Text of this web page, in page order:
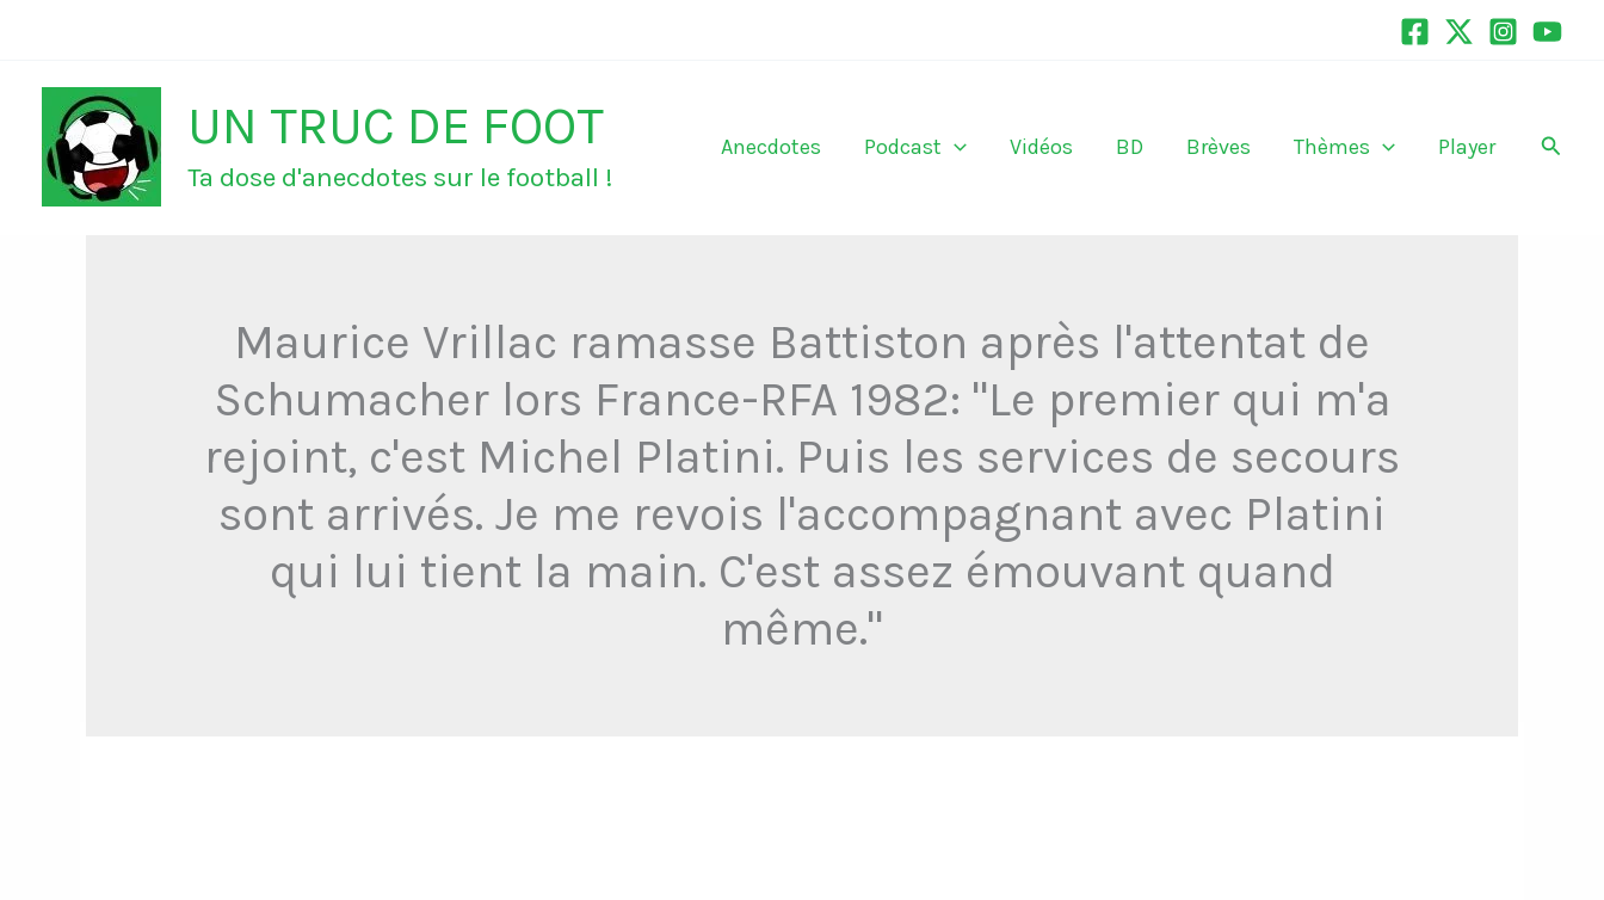
contenu
UN TRUC DE FOOT
Ta dose d'anecdotes sur le football !
Anecdotes Podcast Vidéos BD Brèves Thèmes Player
Maurice Vrillac ramasse Battiston après l'attentat de
Schumacher lors France-RFA 1982: "Le premier qui m'a
rejoint, c'est Michel Platini. Puis les services de secours
sont arrivés. Je me revois l'accompagnant avec Platini
qui lui tient la main. C'est assez émouvant quand
même."